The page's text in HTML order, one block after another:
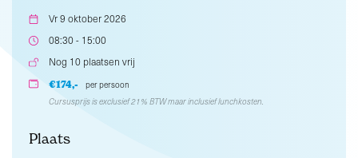
Vr 9 oktober 2026
08:30 - 15:00
Nog 10 plaatsen vrij
€174,-
per persoon
Cursusprijs is exclusief 21% BTW maar inclusief lunchkosten.
Plaats